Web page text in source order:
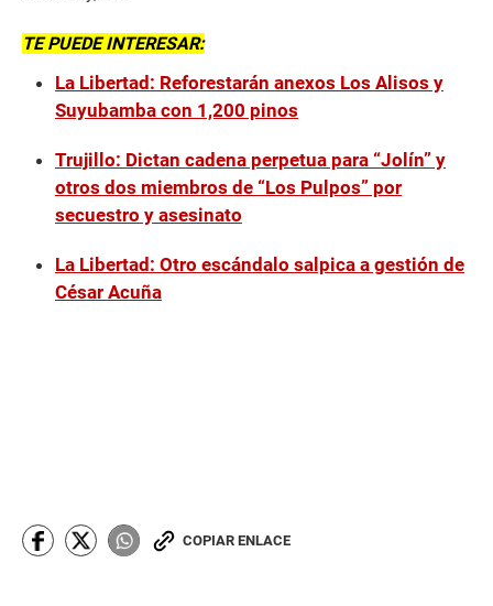
TE PUEDE INTERESAR:
La Libertad: Reforestarán anexos Los Alisos y
Suyubamba con 1,200 pinos
Trujillo: Dictan cadena perpetua para “Jolín” y
otros dos miembros de “Los Pulpos” por
secuestro y asesinato
La Libertad: Otro escándalo salpica a gestión de
César Acuña
COPIAR ENLACE